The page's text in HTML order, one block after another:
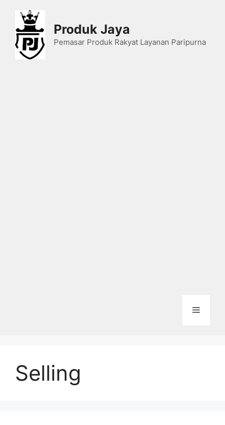
content
Produk Jaya
Pemasar Produk Rakyat Layanan Paripurna
Menu
Selling